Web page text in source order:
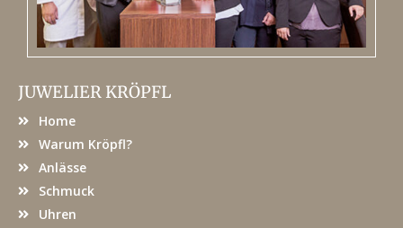
JUWELIER KRÖPFL
Home
Warum Kröpfl?
Anlässe
Schmuck
Uhren